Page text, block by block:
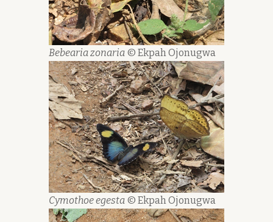
Bebearia zonaria © Ekpah Ojonugwa
Cymothoe egesta © Ekpah Ojonugwa